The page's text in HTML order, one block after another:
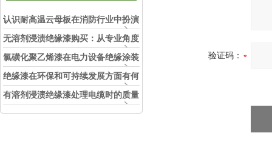
认识耐高温云母板在消防行业中扮演
的角色
无溶剂浸渍绝缘漆购买：从专业角度
看如何选择
氯磺化聚乙烯漆在电力设备绝缘涂装
中的实际应用效果
绝缘漆在环保和可持续发展方面有何
考虑？
有溶剂浸渍绝缘漆处理电缆时的质量
和安全性考虑因素
验证码：